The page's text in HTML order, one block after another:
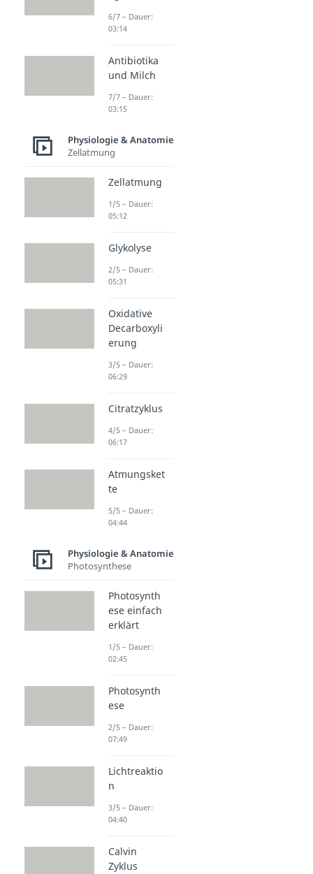
6/7 – Dauer:
03:14
Antibiotika
und Milch
7/7 – Dauer:
03:15
Physiologie & Anatomie
Zellatmung
Zellatmung
1/5 – Dauer:
05:12
Glykolyse
2/5 – Dauer:
05:31
Oxidative
Decarboxyli
erung
3/5 – Dauer:
06:29
Citratzyklus
4/5 – Dauer:
06:17
Atmungsket
te
5/5 – Dauer:
04:44
Physiologie & Anatomie
Photosynthese
Photosynth
ese einfach
erklärt
1/5 – Dauer:
02:45
Photosynth
ese
2/5 – Dauer:
07:49
Lichtreaktio
n
3/5 – Dauer:
04:40
Calvin
Zyklus